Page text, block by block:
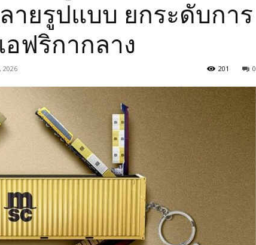
ายรูปแบบ ยกระดับการ
ฟริกากลาง
2026 0
201